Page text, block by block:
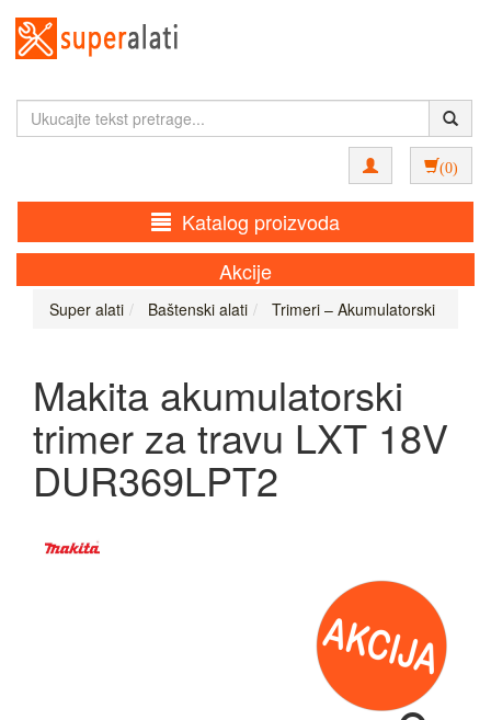
(0)
Katalog proizvoda
Akcije
Super alati Baštenski alati Trimeri – Akumulatorski
Makita akumulatorski
trimer za travu LXT 18V
DUR369LPT2